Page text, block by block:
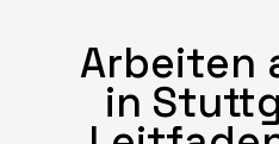
Arbeiten
in